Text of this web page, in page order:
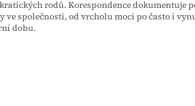
rodů. Korespondence dokumentuje
ve společnosti, od vrcholu moci po často i
dobu.